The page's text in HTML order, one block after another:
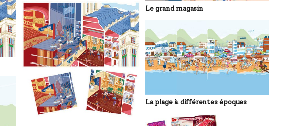
Le grand magasin
La plage à différentes époques